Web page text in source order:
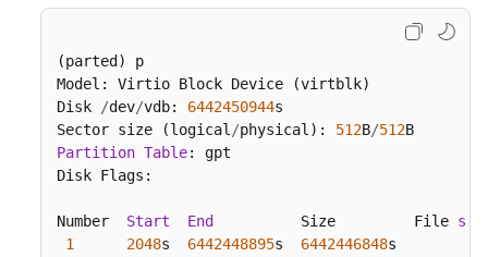
载
硬
盘
始
化
(parted) p
Model: Virtio Block Device (virtblk)
Disk
/dev/vdb: 6442450944s
Sector size (logical /physical): 512B/512
Partition Table: gpt
Disk Flags:
Number Start End
          Size         File
1
2048s 6442448895s 6442446848s